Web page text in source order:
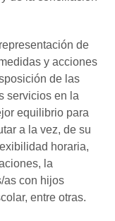
de
y acciones
de las
servicios en la
equilibrio para
a la vez, de su
horaria,
la
as con hijos
entre otras.